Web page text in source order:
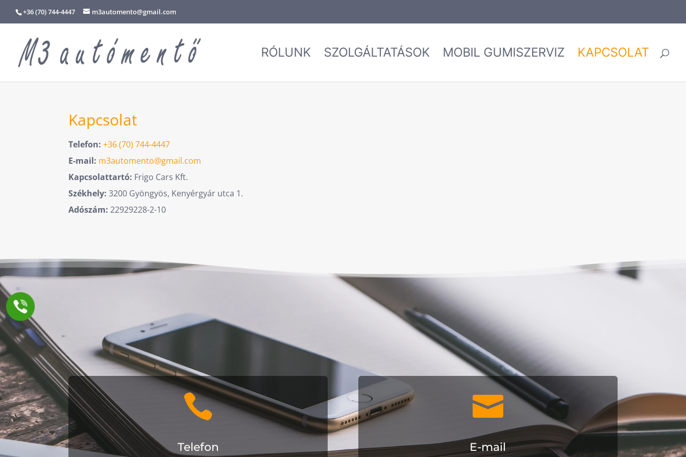
+36 (70) 744-4447 m3automento@gmail.com
RÓLUNK SZOLGÁLTATÁSOK MOBIL GUMISZERVIZ KAPCSOLAT
Kapcsolat
Telefon: +36 (70) 744-4447
E-mail: m3automento@gmail.com
Kapcsolattartó: Frigo Cars Kft.
Székhely: 3200 Gyöngyös, Kenyérgyár utca 1.
Adószám: 22929228-2-10

Telefon

E-mail